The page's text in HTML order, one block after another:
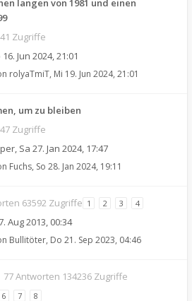
langen von 1981 und einen
Zugriffe
16. Jun 2024, 21:01
rolyaTmiT, Mi 19. Jun 2024, 21:01
um zu bleiben
Zugriffe
, Sa 27. Jan 2024, 17:47
Fuchs, So 28. Jan 2024, 19:11
63592 Zugriffe 1 2 3 4
Aug 2013, 00:34
Bullitöter, Do 21. Sep 2023, 04:46
77 Antworten 134236 Zugriffe
6 7 8